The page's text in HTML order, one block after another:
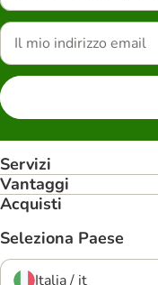
Servizi
Vantaggi
Acquisti
Seleziona Paese
Italia / it